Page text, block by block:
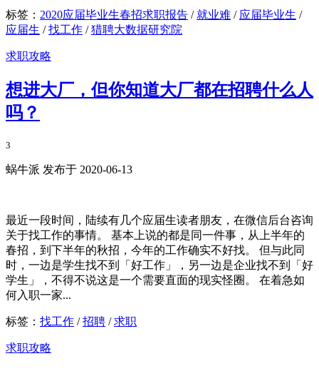
标签： 2020应届毕业生春招求职报告 / 就业难 / 应届毕业生 /
应届生 /找工作 /猎聘大数据研究院
求职攻略
想进大厂，但你知道大厂都在招聘什么人
吗？
3
蜗牛派 发布于 2020-06-13
最近一段时间，陆续有几个应届生读者朋友，在微信后台咨询
关于找工作的事情。 基本上说的都是同一件事，从上半年的
春招，到下半年的秋招，今年的工作确实不好找。 但与此同
时，一边是学生找不到「好工作」，另一边是企业找不到「好
学生」，不得不说这是一个需要直面的现实怪圈。 在着急如
何入职一家...
标签： 找工作 /招聘 /求职
求职攻略